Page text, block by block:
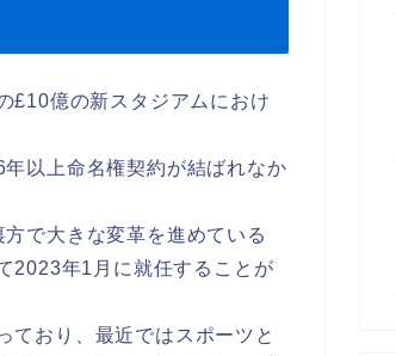
£10億の新スタジアムにおけ
以上命名権契約が結ばれなか
で大きな変革を進めている
2023年1月に就任することが
ており、最近ではスポーツと